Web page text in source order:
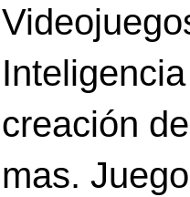
creación
mas.